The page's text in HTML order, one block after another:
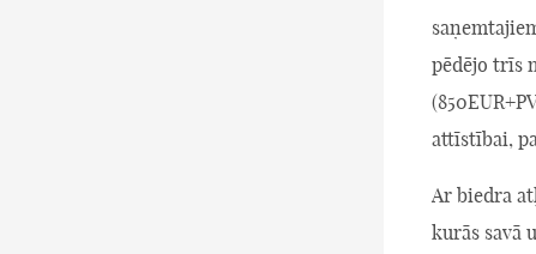
pēdējo trīs
attīstībai,
Ar biedra
kurās savā